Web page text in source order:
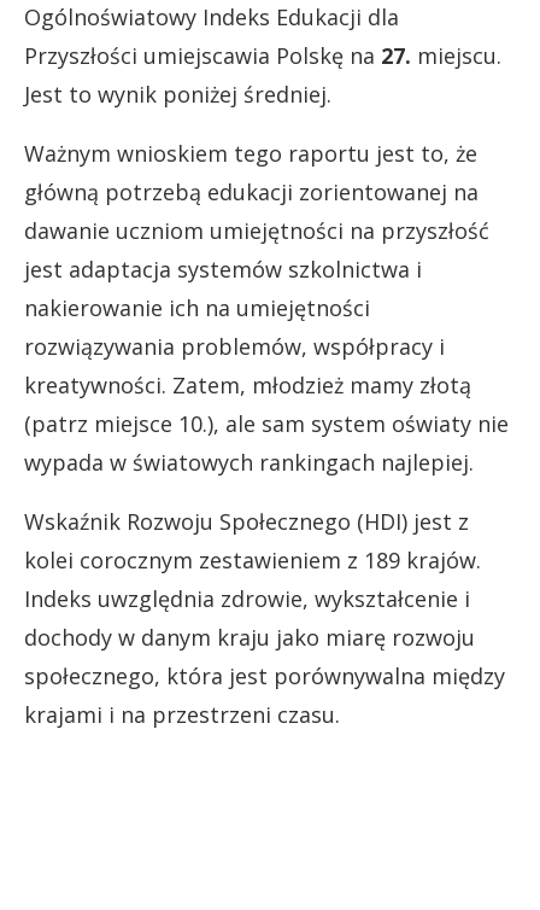
Ogólnoświatowy Indeks Edukacji dla
Przyszłości umiejscawia Polskę na 27. miejscu.
Jest to wynik poniżej średniej.
Ważnym wnioskiem tego raportu jest to, że
główną potrzebą edukacji zorientowanej na
dawanie uczniom umiejętności na przyszłość
jest adaptacja systemów szkolnictwa i
nakierowanie ich na umiejętności
rozwiązywania problemów, współpracy i
kreatywności. Zatem, młodzież mamy złotą
(patrz miejsce 10.), ale sam system oświaty nie
wypada w światowych rankingach najlepiej.
Wskaźnik Rozwoju Społecznego (HDI) jest z
kolei corocznym zestawieniem z 189 krajów.
Indeks uwzględnia zdrowie, wykształcenie i
dochody w danym kraju jako miarę rozwoju
społecznego, która jest porównywalna między
krajami i na przestrzeni czasu.